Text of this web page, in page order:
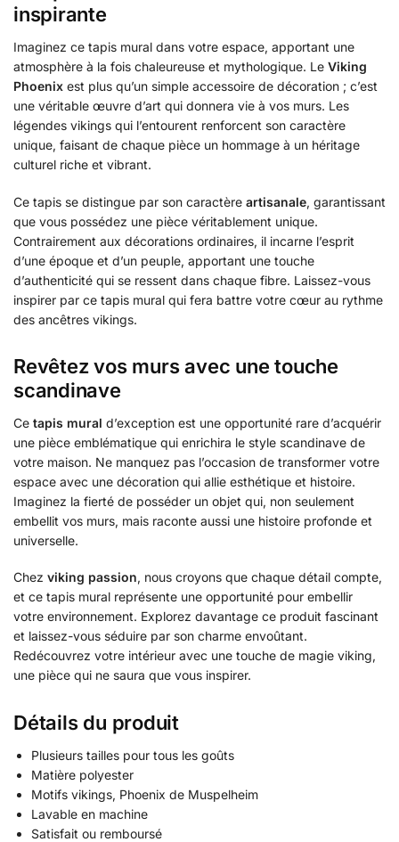
inspirante
Imaginez ce tapis mural dans votre espace, apportant une
atmosphère à la fois chaleureuse et mythologique. Le Viking
Phoenix est plus qu’un simple accessoire de décoration ; c’est
une véritable œuvre d’art qui donnera vie à vos murs. Les
légendes vikings qui l’entourent renforcent son caractère
unique, faisant de chaque pièce un hommage à un héritage
culturel riche et vibrant.
Ce tapis se distingue par son caractère artisanale, garantissant
que vous possédez une pièce véritablement unique.
Contrairement aux décorations ordinaires, il incarne l’esprit
d’une époque et d’un peuple, apportant une touche
d’authenticité qui se ressent dans chaque fibre. Laissez-vous
inspirer par ce tapis mural qui fera battre votre cœur au rythme
des ancêtres vikings.
Revêtez vos murs avec une touche
scandinave
Ce tapis mural d’exception est une opportunité rare d’acquérir
une pièce emblématique qui enrichira le style scandinave de
votre maison. Ne manquez pas l’occasion de transformer votre
espace avec une décoration qui allie esthétique et histoire.
Imaginez la fierté de posséder un objet qui, non seulement
embellit vos murs, mais raconte aussi une histoire profonde et
universelle.
Chez viking passion, nous croyons que chaque détail compte,
et ce tapis mural représente une opportunité pour embellir
votre environnement. Explorez davantage ce produit fascinant
et laissez-vous séduire par son charme envoûtant.
Redécouvrez votre intérieur avec une touche de magie viking,
une pièce qui ne saura que vous inspirer.
Détails du produit
Plusieurs tailles pour tous les goûts
Matière polyester
Motifs vikings, Phoenix de Muspelheim
Lavable en machine
Satisfait ou remboursé